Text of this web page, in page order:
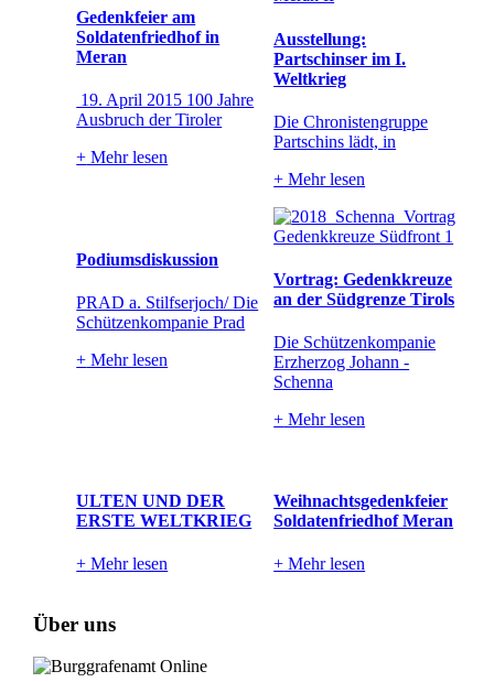
Gedenkfeier am
Soldatenfriedhof in
Meran
19. April 2015 100 Jahre
Ausbruch der Tiroler
+ Mehr lesen
Ausstellung:
Partschinser im I.
Weltkrieg
Die Chronistengruppe
Partschins lädt, in
+ Mehr lesen
Podiumsdiskussion
PRAD a. Stilfserjoch/ Die
Schützenkompanie Prad
+ Mehr lesen
Vortrag: Gedenkkreuze
an der Südgrenze Tirols
Die Schützenkompanie
Erzherzog Johann -
Schenna
+ Mehr lesen
ULTEN UND DER
ERSTE WELTKRIEG
+ Mehr lesen
Weihnachtsgedenkfeier
Soldatenfriedhof Meran
+ Mehr lesen
Über uns